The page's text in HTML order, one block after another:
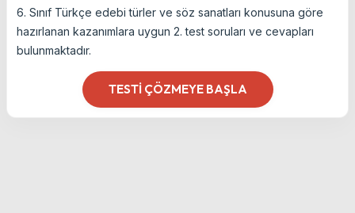
6. Sınıf Türkçe edebi türler ve söz sanatları konusuna göre
hazırlanan kazanımlara uygun 2. test soruları ve cevapları
bulunmaktadır.
TESTI ÇÖZMEYE BAŞLA